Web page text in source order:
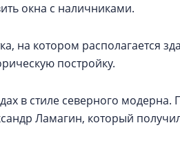
окна с наличниками.
на котором располагается
постройку.
в стиле северного
Ламагин, который